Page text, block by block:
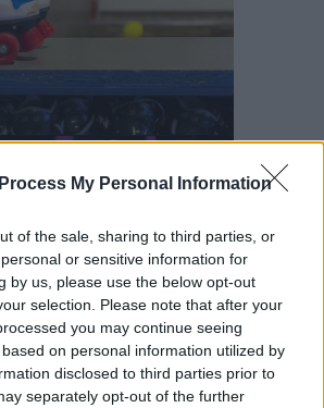
My Personal Information
of the sale, sharing to third parties, or
or sensitive information for
by us, please use the below opt-out
selection. Please note that after your
you may continue seeing
on personal information utilized by
disclosed to third parties prior to
separately opt-out of the further